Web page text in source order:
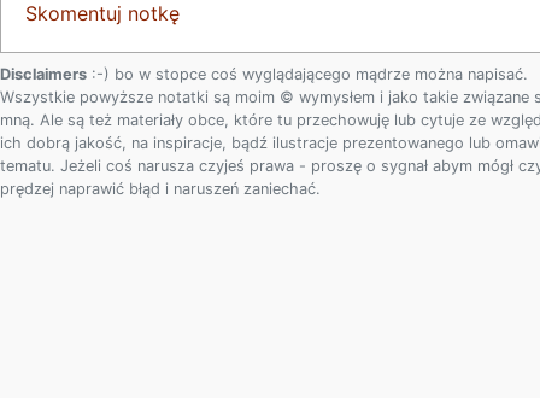
Skomentuj notkę
Disclaimers :-) bo w stopce coś wyglądającego mądrze można napisać.
Wszystkie powyższe notatki są moim © wymysłem i jako takie związane
mną. Ale są też materiały obce, które tu przechowuję lub cytuje ze
ich dobrą jakość, na inspiracje, bądź ilustracje prezentowanego lub
tematu. Jeżeli coś narusza czyjeś prawa - proszę o sygnał abym mógł
prędzej naprawić błąd i naruszeń zaniechać.